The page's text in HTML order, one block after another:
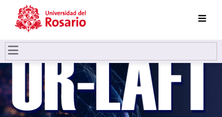
Pasar al contenido principal